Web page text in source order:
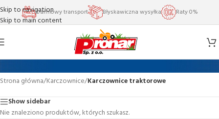
Skip to navigation
Skip to main content
Darmowy transport Błyskawiczna wysyłka Raty 0%
Karczownice traktorowe
Strona główna/Karczownice/Karczownice traktorowe
Show sidebar
Nie znaleziono produktów, których szukasz.